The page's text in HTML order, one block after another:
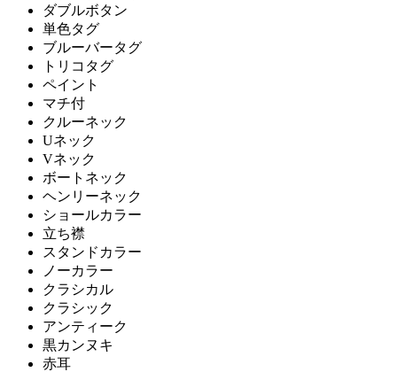
ダブルボタン
単色タグ
ブルーバータグ
トリコタグ
ペイント
マチ付
クルーネック
Uネック
Vネック
ボートネック
ヘンリーネック
ショールカラー
立ち襟
スタンドカラー
ノーカラー
クラシカル
クラシック
アンティーク
黒カンヌキ
赤耳